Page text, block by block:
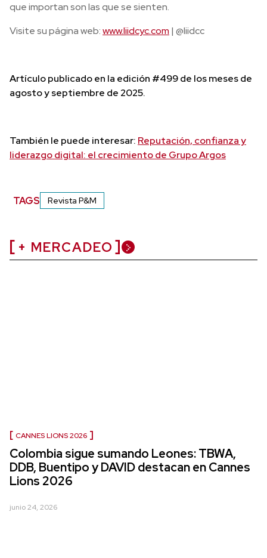
que importan son las que se sienten.
Visite su página web:www.liidcyc.com | @liidcc
Artículo publicado en la edición #499 de los meses de
agosto y septiembre de 2025.
También le puede interesar: Reputación, confianza y
liderazgo digital: el crecimiento de Grupo Argos
TAGS Revista P&M
+ MERCADEO
CANNES LIONS 2026
Colombia sigue sumando Leones: TBWA,
DDB, Buentipo y DAVID destacan en Cannes
Lions 2026
junio 24, 2026